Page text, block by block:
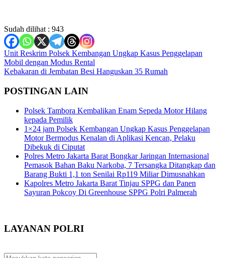
Sudah dilihat : 943
Navigasi
pos
Unit Reskrim Polsek Kembangan Ungkap Kasus Penggelapan
Mobil dengan Modus Rental
Kebakaran di Jembatan Besi Hanguskan 35 Rumah
POSTINGAN LAIN
Polsek Tambora Kembalikan Enam Sepeda Motor Hilang
kepada Pemilik
1×24 jam Polsek Kembangan Ungkap Kasus Penggelapan
Motor Bermodus Kenalan di Aplikasi Kencan, Pelaku
Dibekuk di Ciputat
Polres Metro Jakarta Barat Bongkar Jaringan Internasional
Pemasok Bahan Baku Narkoba, 7 Tersangka Ditangkap dan
Barang Bukti 1,1 ton Senilai Rp119 Miliar Dimusnahkan
Kapolres Metro Jakarta Barat Tinjau SPPG dan Panen
Sayuran Pokcoy Di Greenhouse SPPG Polri Palmerah
LAYANAN POLRI